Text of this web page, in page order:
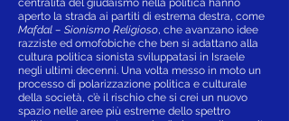
aperto la strada ai partiti di estrema destra, come
Mafdal – Sionismo Religioso, che avanzano idee
razziste ed omofobiche che ben si adattano alla
cultura politica sionista sviluppatasi in Israele
negli ultimi decenni. Una volta messo in moto un
processo di polarizzazione politica e culturale
della società, c’è il rischio che si crei un nuovo
spazio nelle aree più estreme dello spettro